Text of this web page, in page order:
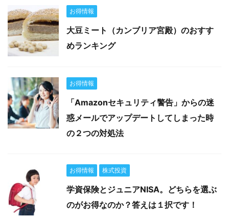
お得情報
大豆ミート（カンブリア宮殿）のおすす
めランキング
お得情報
「Amazonセキュリティ警告」からの迷
惑メールでアップデートしてしまった時
の２つの対処法
お得情報 株式投資
学資保険とジュニアNISA。どちらを選ぶ
のがお得なのか？答えは１択です！